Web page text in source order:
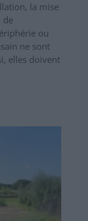
la mise
de
ou
ne sont
elles doivent